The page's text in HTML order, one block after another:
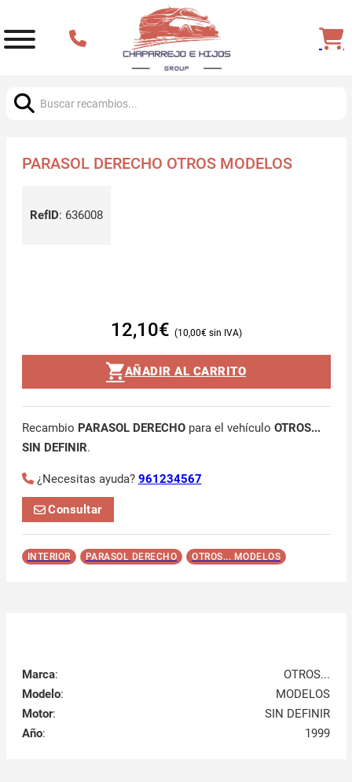
PARASOL DERECHO OTROS MODELOS
RefID: 636008
12,10€ 10,00€
AÑADIR AL CARRITO
Recambio PARASOL DERECHOpara el vehículo OTROS...
SIN DEFINIR.
¿Necesitas ayuda? 961234567
Consultar
INTERIOR PARASOL DERECHO OTROS... MODELOS
Marca:
OTROS...
Modelo:
MODELOS
Motor:
SIN DEFINIR
Año: 1999